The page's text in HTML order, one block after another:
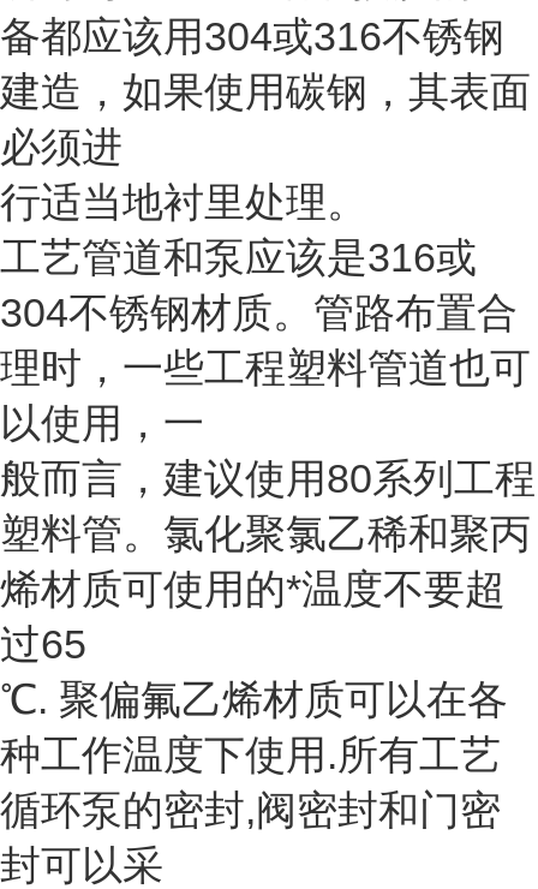
备都应该用304或316不锈钢
建造，如果使用碳钢，其表面
必须进
行适当地衬里处理。
工艺管道和泵应该是316或
304不锈钢材质。管路布置合
理时，一些工程塑料管道也可
以使用，一
般而言，建议使用80系列工程
塑料管。氯化聚氯乙稀和聚丙
烯材质可使用的*温度不要超
过65
℃. 聚偏氟乙烯材质可以在各
种工作温度下使用.所有工艺
循环泵的密封,阀密封和门密
封可以采